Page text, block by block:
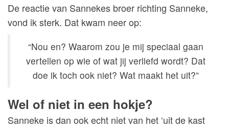
De reactie van Sannekes broer richting Sanneke,
vond ik sterk. Dat kwam neer op:
“Nou en? Waarom zou je mij speciaal gaan
vertellen op wie of wat jij verliefd wordt? Dat
doe ik toch ook niet? Wat maakt het uit?”
Wel of niet in een hokje?
Sanneke is dan ook echt niet van het ‘uit de kast